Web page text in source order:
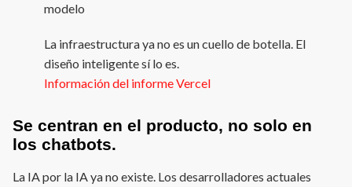
modelo
La infraestructura ya no es un cuello de botella. El
diseño inteligente sí lo es.
Información del informe Vercel
Se centran en el producto, no solo en
los chatbots.
La IA por la IA ya no existe. Los desarrolladores actuales